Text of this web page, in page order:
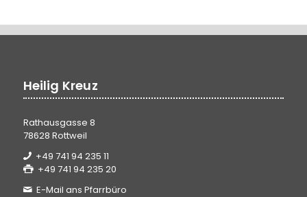
Heilig Kreuz
Rathausgasse 8
78628 Rottweil
+49 741 94 235 11
+49 741 94 235 20
E-Mail ans Pfarrbüro